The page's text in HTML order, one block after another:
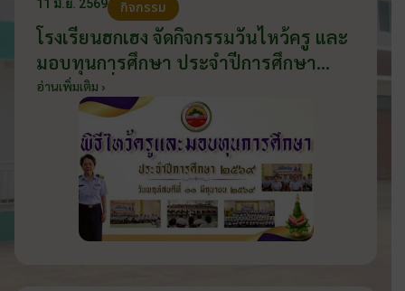
11 มิ.ย. 2569 กิจกรรม
โรงเรียนฮกเฮง จัดกิจกรรมวันไหว้ครู และ
มอบทุนการศึกษา ประจำปีการศึกษา
2569 วันที่ 11 มิถุนายน 2569
อ่านเพิ่มเติม ›